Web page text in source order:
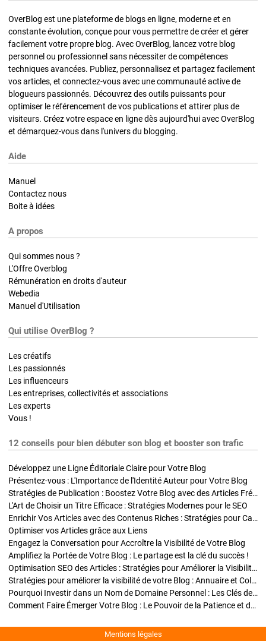
OverBlog est une plateforme de blogs en ligne, moderne et en
constante évolution, conçue pour vous permettre de créer et gérer
facilement votre propre blog. Avec OverBlog, lancez votre blog
personnel ou professionnel sans nécessiter de compétences
techniques avancées. Publiez, personnalisez et partagez facilement
vos articles, et connectez-vous avec une communauté active de
blogueurs passionnés. Découvrez des outils puissants pour
optimiser le référencement de vos publications et attirer plus de
visiteurs. Créez votre espace en ligne dès aujourd'hui avec OverBlog
et démarquez-vous dans l'univers du blogging.
Aide
Manuel
Contactez nous
Boite à idées
A propos
Qui sommes nous ?
L'Offre Overblog
Rémunération en droits d'auteur
Webedia
Manuel d'Utilisation
Qui utilise OverBlog ?
Les créatifs
Les passionnés
Les influenceurs
Les entreprises, collectivités et associations
Les experts
Vous !
12 conseils pour bien débuter son blog et booster son trafic
Développez une Ligne Éditoriale Claire pour Votre Blog
Présentez-vous : L'Importance de l'Identité Auteur pour Votre Blog
Stratégies de Publication : Boostez Votre Blog avec des Articles Fréquents et Exclusifs
L'Art de Choisir un Titre Efficace : Stratégies Modernes pour le SEO
Enrichir Vos Articles avec des Contenus Riches : Stratégies pour Captiver et Optimiser
Optimiser vos Articles grâce aux Liens
Engagez la Conversation pour Accroître la Visibilité de Votre Blog
Amplifiez la Portée de Votre Blog : Le partage est la clé du succès !
Optimisation SEO des Articles : Stratégies pour Améliorer la Visibilité de Votre Blog
Stratégies pour améliorer la visibilité de votre Blog : Annuaire et Collaborations
Pourquoi Investir dans un Nom de Domaine Personnel : Les Clés de la Réussite de Votre Blog
Comment Faire Émerger Votre Blog : Le Pouvoir de la Patience et de la Persévérance
Mentions légales